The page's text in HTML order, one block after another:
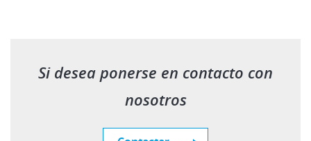
Si desea ponerse en contacto con
nosotros